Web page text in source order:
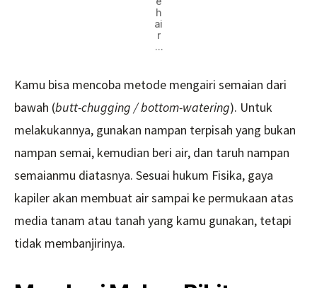
h
ai
r
…
Kamu bisa mencoba metode mengairi semaian dari
bawah (butt-chugging / bottom-watering). Untuk
melakukannya, gunakan nampan terpisah yang bukan
nampan semai, kemudian beri air, dan taruh nampan
semaianmu diatasnya. Sesuai hukum Fisika, gaya
kapiler akan membuat air sampai ke permukaan atas
media tanam atau tanah yang kamu gunakan, tetapi
tidak membanjirinya.